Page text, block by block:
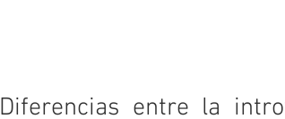
Diferencias entre la